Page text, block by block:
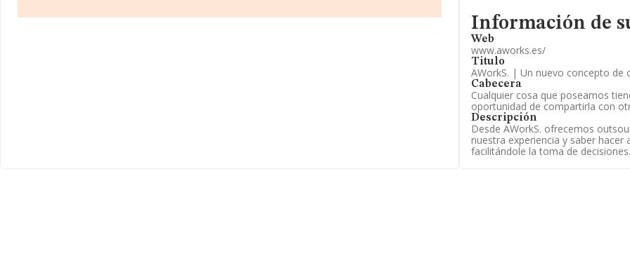
facturación de 224 mil euros entre todas las compañías. Con el fin de ampliar la información
Informacion de su página web
Información de
Web
www.aworks.es/
Titulo
AWorkS. | Un nuevo concepto
Cabecera
Cualquier cosa que poseamos
oportunidad de compartirla con
Descripción
Desde AWorkS. ofrecemos
nuestra experiencia y saber hacer
facilitándole la toma de decisiones.